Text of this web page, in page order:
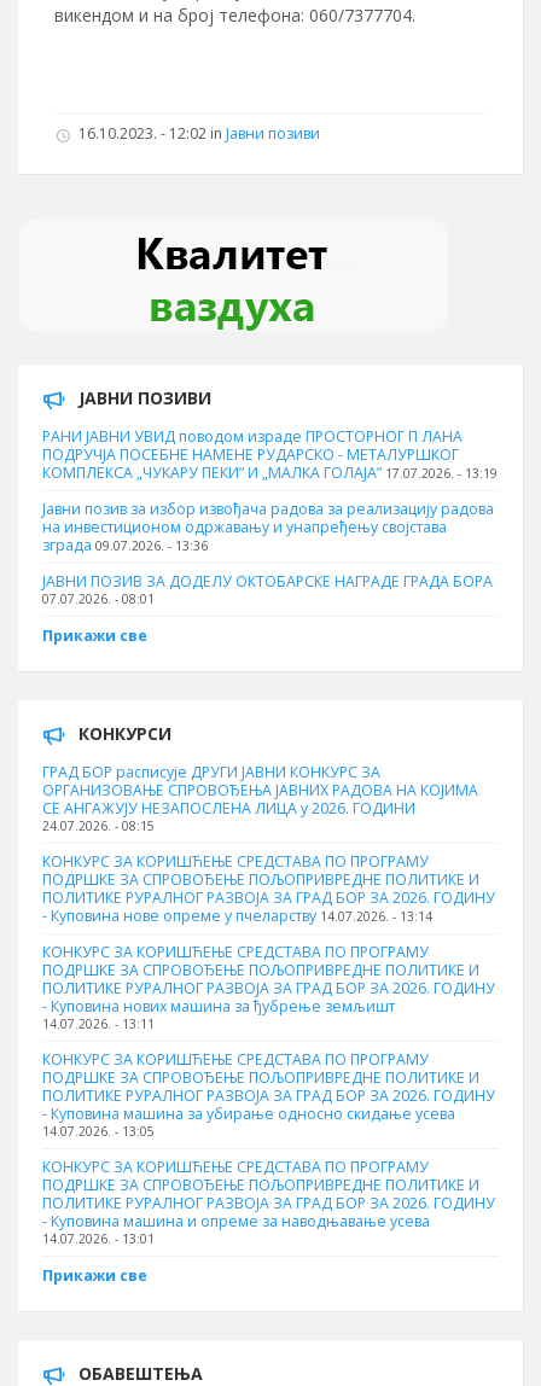
викендом и на број телефона: 060/7377704.
16.10.2023. - 12:02 in Јавни позиви
ЈАВНИ ПОЗИВИ
РАНИ ЈАВНИ УВИД поводом израде ПРОСТОРНОГ П ЛАНА
ПОДРУЧЈА ПОСЕБНЕ НАМЕНЕ РУДАРСКО - МЕТАЛУРШКОГ
КОМПЛЕКСА „ЧУКАРУ ПЕКИ” И „МАЛКА ГОЛАЈА” 17.07.2026. - 13:19
Јавни позив за избор извођача радова за реализацију радова
на инвестиционом одржавању и унапређењу својстава
зграда 09.07.2026. - 13:36
ЈАВНИ ПОЗИВ ЗА ДОДЕЛУ ОКТOБАРСКЕ НАГРАДЕ ГРАДА БОРА
07.07.2026. - 08:01
Прикажи све
КОНКУРСИ
ГРАД БОР расписује ДРУГИ ЈАВНИ КОНКУРС ЗА
ОРГАНИЗОВАЊЕ СПРОВОЂЕЊА ЈАВНИХ РАДОВА НА КОЈИМА
СЕ АНГАЖУЈУ НЕЗАПОСЛЕНА ЛИЦА у 2026. ГОДИНИ
24.07.2026. - 08:15
КОНКУРС ЗА КОРИШЋЕЊЕ СРЕДСТАВА ПО ПРОГРАМУ
ПОДРШКЕ ЗА СПРОВОЂЕЊЕ ПОЉОПРИВРЕДНЕ ПОЛИТИКЕ И
ПОЛИТИКЕ РУРАЛНОГ РАЗВОЈА ЗА ГРАД БОР ЗА 2026. ГОДИНУ
- Куповина нове опреме у пчеларству 14.07.2026. - 13:14
КОНКУРС ЗА КОРИШЋЕЊЕ СРЕДСТАВА ПО ПРОГРАМУ
ПОДРШКЕ ЗА СПРОВОЂЕЊЕ ПОЉОПРИВРЕДНЕ ПОЛИТИКЕ И
ПОЛИТИКЕ РУРАЛНОГ РАЗВОЈА ЗА ГРАД БОР ЗА 2026. ГОДИНУ
- Куповина нових машина за ђубрење земљишт
14.07.2026. - 13:11
КОНКУРС ЗА КОРИШЋЕЊЕ СРЕДСТАВА ПО ПРОГРАМУ
ПОДРШКЕ ЗА СПРОВОЂЕЊЕ ПОЉОПРИВРЕДНЕ ПОЛИТИКЕ И
ПОЛИТИКЕ РУРАЛНОГ РАЗВОЈА ЗА ГРАД БОР ЗА 2026. ГОДИНУ
- Куповинa машина за убирање односно скидање усева
14.07.2026. - 13:05
КОНКУРС ЗА КОРИШЋЕЊЕ СРЕДСТАВА ПО ПРОГРАМУ
ПОДРШКЕ ЗА СПРОВОЂЕЊЕ ПОЉОПРИВРЕДНЕ ПОЛИТИКЕ И
ПОЛИТИКЕ РУРАЛНОГ РАЗВОЈА ЗА ГРАД БОР ЗА 2026. ГОДИНУ
- Куповина машина и опреме за наводњавање усева
14.07.2026. - 13:01
Прикажи све
ОБАВЕШТЕЊА